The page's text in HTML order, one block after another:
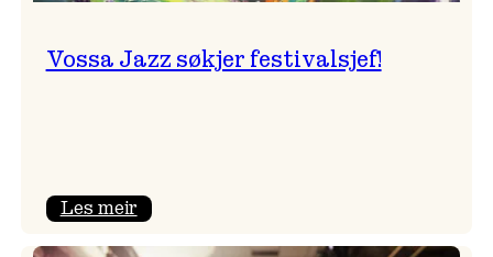
Vossa Jazz søkjer festivalsjef!
Les meir: